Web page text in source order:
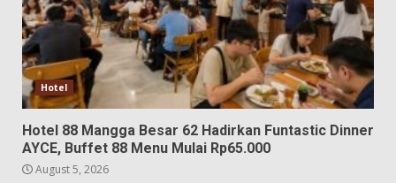
Hotel
Hotel 88 Mangga Besar 62 Hadirkan Funtastic Dinner
AYCE, Buffet 88 Menu Mulai Rp65.000
August 5, 2026